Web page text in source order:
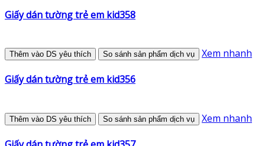
Giấy dán tường trẻ em kid358
Thêm vào DS yêu thích So sánh sản phẩm dịch vụ Xem nhanh
Giấy dán tường trẻ em kid356
Thêm vào DS yêu thích So sánh sản phẩm dịch vụ Xem nhanh